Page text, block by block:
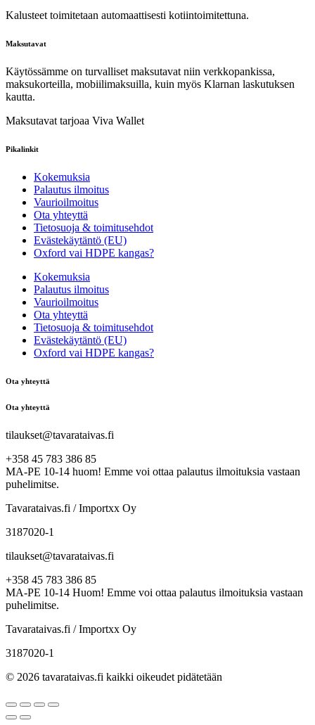
Kalusteet toimitetaan automaattisesti kotiintoimitettuna.
Maksutavat
Käytössämme on turvalliset maksutavat niin verkkopankissa,
maksukorteilla, mobiilimaksuilla, kuin myös Klarnan laskutuksen
kautta.
Maksutavat tarjoaa Viva Wallet
Pikalinkit
Kokemuksia
Palautus ilmoitus
Vaurioilmoitus
Ota yhteyttä
Tietosuoja & toimitusehdot
Evästekäytäntö (EU)
Oxford vai HDPE kangas?
Kokemuksia
Palautus ilmoitus
Vaurioilmoitus
Ota yhteyttä
Tietosuoja & toimitusehdot
Evästekäytäntö (EU)
Oxford vai HDPE kangas?
Ota yhteyttä
Ota yhteyttä
tilaukset@tavarataivas.fi
+358 45 783 386 85
MA-PE 10-14 huom! Emme voi ottaa palautus ilmoituksia vastaan
puhelimitse.
Tavarataivas.fi / Importxx Oy
3187020-1
tilaukset@tavarataivas.fi
+358 45 783 386 85
MA-PE 10-14 Huom! Emme voi ottaa palautus ilmoituksia vastaan
puhelimitse.
Tavarataivas.fi / Importxx Oy
3187020-1
© 2026 tavarataivas.fi kaikki oikeudet pidätetään